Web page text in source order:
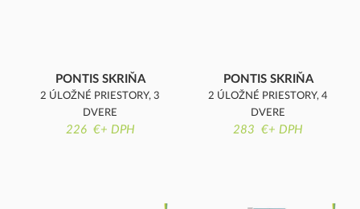
PONTIS SKRIŇA
2 ÚLOŽNÉ PRIESTORY, 3
DVERE
226 €+ DPH
PONTIS SKRIŇA
2 ÚLOŽNÉ PRIESTORY, 4
DVERE
283 €+ DPH